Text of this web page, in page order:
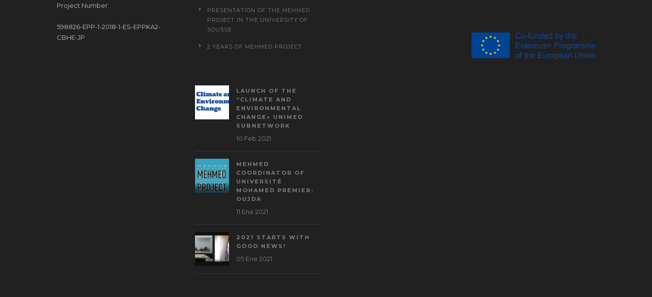
Project Number:
598826-EPP-1-2018-1-ES-EPPKA2-
CBHE-JP
PRESENTATION OF THE MEHMED
PROJECT IN THE UNIVERSITY OF
SOUSSE
2 YEARS OF MEHMED PROJECT
LAUNCH OF THE
“CLIMATE AND
ENVIRONMENTAL
CHANGE» UNIMED
SUBNETWORK
10 Feb 2021
MEHMED
COORDINATOR OF
UNIVERSITÉ
MOHAMED PREMIER-
OUJDA
11 Ene 2021
2021 STARTS WITH
GOOD NEWS!
05 Ene 2021